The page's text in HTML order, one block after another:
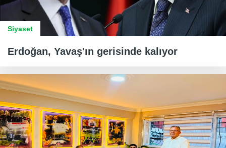
Siyaset
Erdoğan, Yavaş'ın gerisinde kalıyor